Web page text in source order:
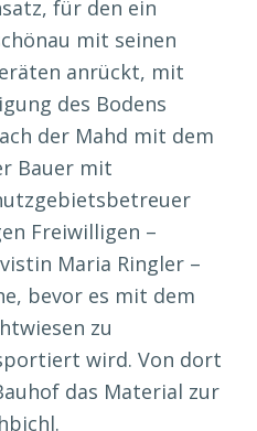
für den ein
mit seinen
anrückt, mit
des Bodens
der Mahd mit dem
Bauer mit
Freiwilligen –
Maria Ringler –
bevor es mit dem
zu
wird. Von dort
das Material zur